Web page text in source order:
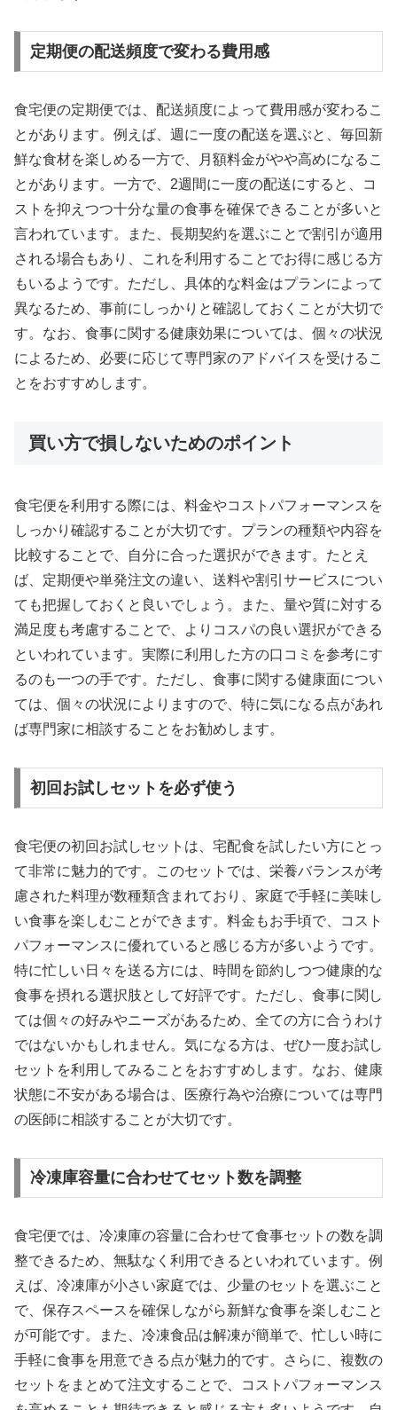
定期便の配送頻度で変わる費用感
食宅便の定期便では、配送頻度によって費用感が変わるこ
とがあります。例えば、週に一度の配送を選ぶと、毎回新
鮮な食材を楽しめる一方で、月額料金がやや高めになるこ
とがあります。一方で、2週間に一度の配送にすると、コ
ストを抑えつつ十分な量の食事を確保できることが多いと
言われています。また、長期契約を選ぶことで割引が適用
される場合もあり、これを利用することでお得に感じる方
もいるようです。ただし、具体的な料金はプランによって
異なるため、事前にしっかりと確認しておくことが大切で
す。なお、食事に関する健康効果については、個々の状況
によるため、必要に応じて専門家のアドバイスを受けるこ
とをおすすめします。
買い方で損しないためのポイント
食宅便を利用する際には、料金やコストパフォーマンスを
しっかり確認することが大切です。プランの種類や内容を
比較することで、自分に合った選択ができます。たとえ
ば、定期便や単発注文の違い、送料や割引サービスについ
ても把握しておくと良いでしょう。また、量や質に対する
満足度も考慮することで、よりコスパの良い選択ができる
といわれています。実際に利用した方の口コミを参考にす
るのも一つの手です。ただし、食事に関する健康面につい
ては、個々の状況によりますので、特に気になる点があれ
ば専門家に相談することをお勧めします。
初回お試しセットを必ず使う
食宅便の初回お試しセットは、宅配食を試したい方にとっ
て非常に魅力的です。このセットでは、栄養バランスが考
慮された料理が数種類含まれており、家庭で手軽に美味し
い食事を楽しむことができます。料金もお手頃で、コスト
パフォーマンスに優れていると感じる方が多いようです。
特に忙しい日々を送る方には、時間を節約しつつ健康的な
食事を摂れる選択肢として好評です。ただし、食事に関し
ては個々の好みやニーズがあるため、全ての方に合うわけ
ではないかもしれません。気になる方は、ぜひ一度お試し
セットを利用してみることをおすすめします。なお、健康
状態に不安がある場合は、医療行為や治療については専門
の医師に相談することが大切です。
冷凍庫容量に合わせてセット数を調整
食宅便では、冷凍庫の容量に合わせて食事セットの数を調
整できるため、無駄なく利用できるといわれています。例
えば、冷凍庫が小さい家庭では、少量のセットを選ぶこと
で、保存スペースを確保しながら新鮮な食事を楽しむこと
が可能です。また、冷凍食品は解凍が簡単で、忙しい時に
手軽に食事を用意できる点が魅力的です。さらに、複数の
セットをまとめて注文することで、コストパフォーマンス